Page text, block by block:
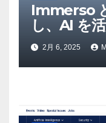
Immerso
し、AI を
メタバース
推進 –
2月 6, 2025